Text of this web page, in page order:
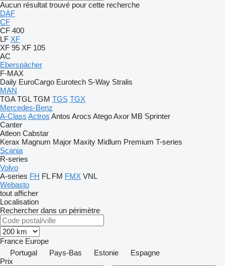
Aucun résultat trouvé pour cette recherche
DAF
CF
CF 400
LF XF
XF 95 XF 105
AC
Eberspächer
F-MAX
Daily EuroCargo Eurotech S-Way Stralis
MAN
TGA TGL TGM TGS TGX
Mercedes-Benz
A-Class Actros Antos Arocs AtegoAxor MB Sprinter
Canter
Atleon Cabstar
Kerax Magnum Major Maxity Midlum Premium T-series
Scania
R-series
Volvo
A-series FH FL FM FMX VNL
Webasto
tout afficher
Localisation
Rechercher dans un périmètre
France Europe
Portugal
Pays-Bas Estonie
Espagne
Prix